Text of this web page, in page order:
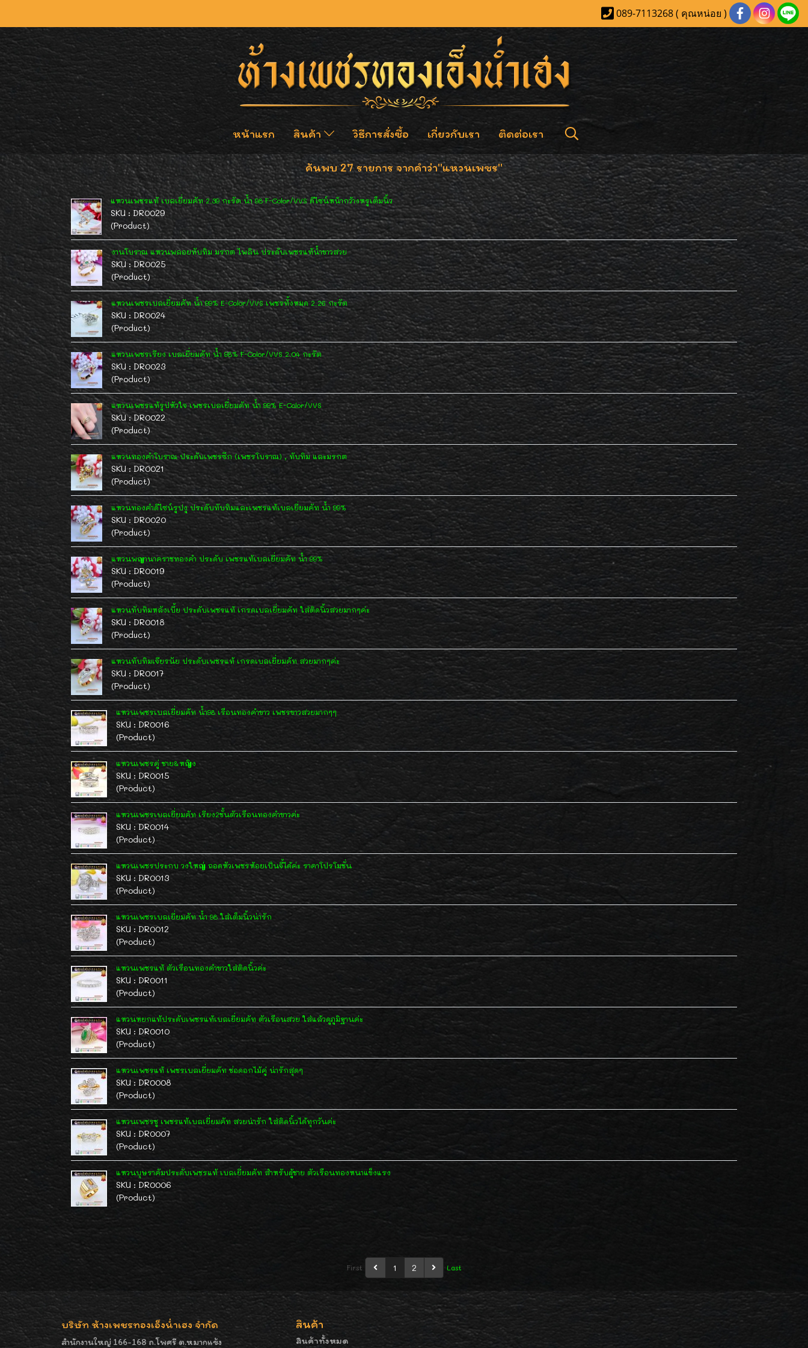
089-7113268 ( คุณหน่อย )
หน้าแรก สินค้า วิธีการสั่งซื้อ เกี่ยวกับเรา ติดต่อเรา
ค้นพบ 27 รายการ จากคำว่า"แหวนเพชร"
แหวนเพชรแท้ เบลเยี่ยมคัท 2.39 กะรัต น้ำ 98 F-Color/VVS ดีไซน์หน้ากว้างหรูเต็มนิ้ว
SKU : DR0029
(Product)
งานโบราณ แหวนพลอยทับทิม มรกต ไพลิน ประดับเพชรแท้น้ำขาวสวย
SKU : DR0025
(Product)
แหวนเพชรเบลเยี่ยมคัท น้ำ 99% E-Color/VVS เพชรทั้งหมด 2.26 กะรัต
SKU : DR0024
(Product)
แหวนเพชรเรียง เบลเยี่ยมคัท น้ำ 98% F-Color/VVS 2.04 กะรัต
SKU : DR0023
(Product)
แหวนเพชรแท้รูปหัวใจ เพชรเบลเยี่ยมคัท น้ำ 99% E-Color/VVS
SKU : DR0022
(Product)
แหวนทองคำโบราณ ประดับเพชรซีก (เพชรโบราณ) , ทับทิม และมรกต
SKU : DR0021
(Product)
แหวนทองคำดีไซน์รูปงู ประดับทับทิมและเพชรแท้เบลเยี่ยมคัท น้ำ 99%
SKU : DR0020
(Product)
แหวนพญานาคราชทองคำ ประดับ เพชรแท้เบลเยี่ยมคัท น้ำ 99%
SKU : DR0019
(Product)
แหวนทับทิมหลังเบี้ย ประดับเพชรแท้ เกรดเบลเยี่ยมคัท ใส่ติดนิ้วสวยมากๆค่ะ
SKU : DR0018
(Product)
แหวนทับทิมเจียรนัย ประดับเพชรแท้ เกรดเบลเยี่ยมคัท สวยมากๆค่ะ
SKU : DR0017
(Product)
แหวนเพชรเบลเยี่ยมคัท น้ำ98 เรือนทองคำขาว เพชรขาวสวยมากๆๆ
SKU : DR0016
(Product)
แหวนเพชรคู่ ชาย&หญิง
SKU : DR0015
(Product)
แหวนเพชรเบลเยี่ยมคัท เรียง2ชั้นตัวเรือนทองคำขาวค่ะ
SKU : DR0014
(Product)
แหวนเพชรประกบ วงใหญ่ ถอดหัวเพชรห้อยเป็นจี้ได้ค่ะ ราคาโปรโมชั่น
SKU : DR0013
(Product)
แหวนเพชรเบลเยี่ยมคัท น้ำ 98 ใส่เต็มนิ้วน่ารัก
SKU : DR0012
(Product)
แหวนเพชรแท้ ตัวเรือนทองคำขาวใส่ติดนิ้วค่ะ
SKU : DR0011
(Product)
แหวนหยกแท้ประดับเพชรแท้เบลเยี่ยมคัท ตัวเรือนสวย ใส่แล้วดูภูมิฐานค่ะ
SKU : DR0010
(Product)
แหวนเพชรแท้ เพชรเบลเยี่ยมคัท ช่อดอกไม้คู่ น่ารักสุดๆ
SKU : DR0008
(Product)
แหวนเพชรชู เพชรแท้เบลเยี่ยมคัท สวยน่ารัก ใส่ติดนิ้วได้ทุกวันค่ะ
SKU : DR0007
(Product)
แหวนบุษราคัมประดับเพชรแท้ เบลเยี่ยมคัท สำหรับผู้ชาย ตัวเรือนทองหนาแข็งแรง
SKU : DR0006
(Product)
First 1 2 Last
บริษัท ห้างเพชรทองเอ็งน่ำเฮง จำกัด
สำนักงานใหญ่ 166-168 ถ.โพศรี ต.หมากแข้ง
สินค้า
สินค้าทั้งหมด